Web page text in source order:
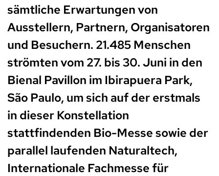
sämtliche Erwartungen von
Ausstellern, Partnern, Organisatoren
und Besuchern. 21.485 Menschen
strömten vom 27. bis 30. Juni in den
Bienal Pavillon im Ibirapuera Park,
São Paulo, um sich auf der erstmals
in dieser Konstellation
stattfindenden Bio-Messe sowie der
parallel laufenden Naturaltech,
Internationale Fachmesse für